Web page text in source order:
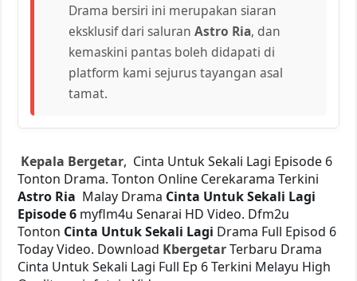
Drama bersiri ini merupakan siaran
eksklusif dari saluranAstro Ria, dan
kemaskini pantas boleh didapati di
platform kami sejurus tayangan asal
tamat.
Kepala Bergetar, Cinta Untuk Sekali Lagi Episode 6
Tonton Drama. Tonton Online Cerekarama Terkini
Astro Ria Malay Drama Cinta Untuk Sekali Lagi
Episode 6 myflm4u Senarai HD Video. Dfm2u
Tonton Cinta Untuk Sekali Lagi Drama Full Episod 6
Today Video. Download KbergetarTerbaru Drama
Cinta Untuk Sekali Lagi Full Ep 6 Terkini Melayu High